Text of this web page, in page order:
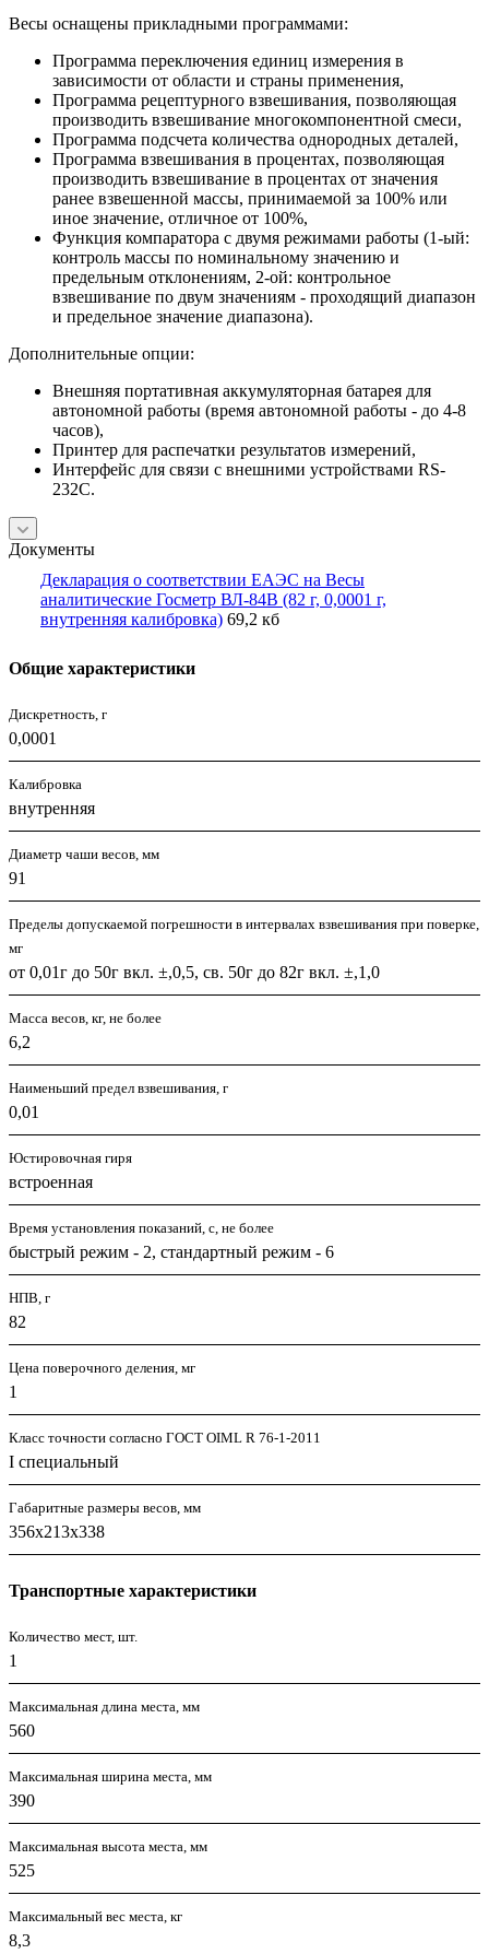
Весы оснащены прикладными программами:
Программа переключения единиц измерения в
зависимости от области и страны применения,
Программа рецептурного взвешивания, позволяющая
производить взвешивание многокомпонентной смеси,
Программа подсчета количества однородных деталей,
Программа взвешивания в процентах, позволяющая
производить взвешивание в процентах от значения
ранее взвешенной массы, принимаемой за 100% или
иное значение, отличное от 100%,
Функция компаратора с двумя режимами работы (1-ый:
контроль массы по номинальному значению и
предельным отклонениям, 2-ой: контрольное
взвешивание по двум значениям - проходящий диапазон
и предельное значение диапазона).
Дополнительные опции:
Внешняя портативная аккумуляторная батарея для
автономной работы (время автономной работы - до 4-8
часов),
Принтер для распечатки результатов измерений,
Интерфейс для связи с внешними устройствами RS-
232C.
Документы
Декларация о соответствии ЕАЭС на Весы
аналитические Госметр ВЛ-84B (82 г, 0,0001 г,
внутренняя калибровка) 69,2 кб
Общие характеристики
Дискретность, г
0,0001
Калибровка
внутренняя
Диаметр чаши весов, мм
91
Пределы допускаемой погрешности в интервалах взвешивания при поверке,
мг
от 0,01г до 50г вкл. ±,0,5, св. 50г до 82г вкл. ±,1,0
Масса весов, кг, не более
6,2
Наименьший предел взвешивания, г
0,01
Юстировочная гиря
встроенная
Время установления показаний, с, не более
быстрый режим - 2, стандартный режим - 6
НПВ, г
82
Цена поверочного деления, мг
1
Класс точности согласно ГОСТ OIML R 76-1-2011
I специальный
Габаритные размеры весов, мм
356х213х338
Транспортные характеристики
Количество мест, шт.
1
Максимальная длина места, мм
560
Максимальная ширина места, мм
390
Максимальная высота места, мм
525
Максимальный вес места, кг
8,3